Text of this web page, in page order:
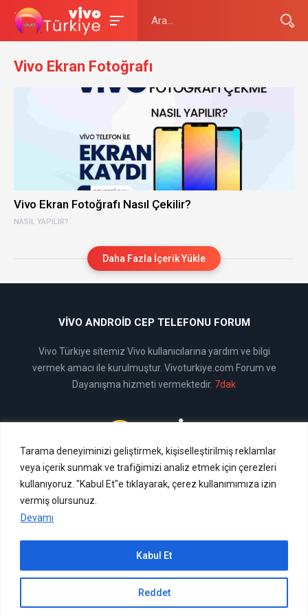
Tarama deneyiminizi geliştirmek, kişiselleştirilmiş reklamlar
veya içerik sunmak ve trafiğimizi analiz etmek için çerezleri
kullanıyoruz. "Kabul Et"e tıklayarak, çerez kullanımımıza izin
vermiş olursunuz.
Devamı
Reddet
Kabul Et
Vivo Ekran Fotoğrafı
NASIL YAPILIR?
Vivo Ekran Fotoğrafı Nasıl Çekilir?
Daha Fazla İçerik Yükle
VIVO ANDROID CEP TELEFONU FORUM
Vivo Türkiye sitemiz Vivo kullanıcılarına yardım ve bilgi
vermek amacı ile kurulmuştur. Vivoturkiye.com Forum ve
Dayanışma hizmeti vermektedir. 7dak
Vivo Türkiye